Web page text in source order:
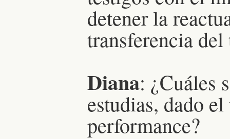
detener la
transferencia
Diana: ¿Cuáles
estudias, dado
performance?